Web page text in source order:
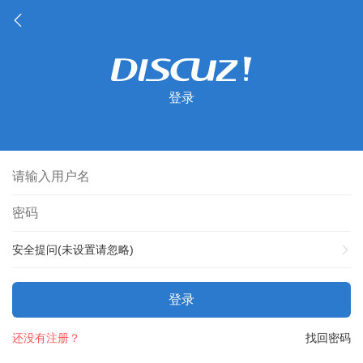
登录
安全提问(未设置请忽略)
登录
找回密码
还没有注册？